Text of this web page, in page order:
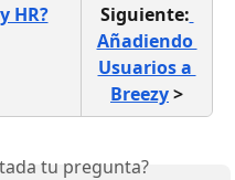
HR?
Siguiente:
Añadiendo
Usuarios a
Breezy >
tu pregunta?